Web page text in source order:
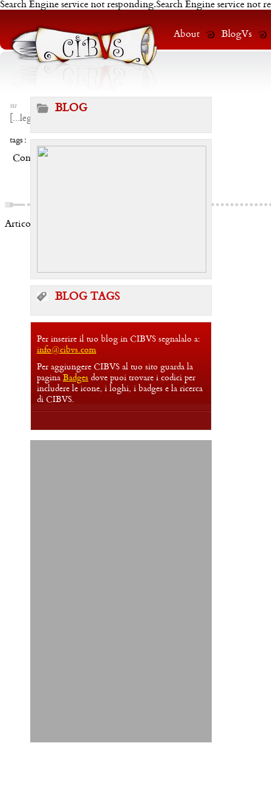
Search Engine service not responding.Search Engine service not
About BlogVs
su
...leggi
tags :
Condividi:
Articoli correlati:
BLOG
BLOG TAGS
Per inserire il tuo blog in CIBVS segnalalo a:
info@cibvs.com
Per aggiungere CIBVS al tuo sito guarda la
pagina Badges dove puoi trovare i codici per
includere le icone, i loghi, i badges e la ricerca
di CIBVS.